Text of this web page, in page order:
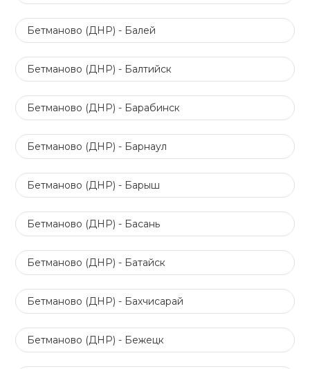
Бетманово (ДНР) - Балей
Бетманово (ДНР) - Балтийск
Бетманово (ДНР) - Барабинск
Бетманово (ДНР) - Барнаул
Бетманово (ДНР) - Барыш
Бетманово (ДНР) - Басань
Бетманово (ДНР) - Батайск
Бетманово (ДНР) - Бахчисарай
Бетманово (ДНР) - Бежецк